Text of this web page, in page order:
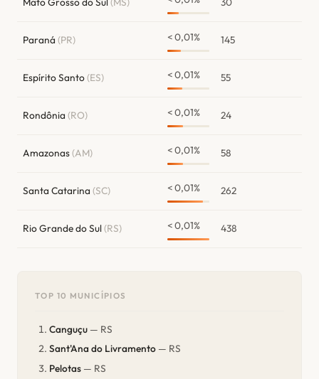
Paraná (PR) < 0,01% 145
Espírito Santo(ES) < 0,01% 55
Rondônia (RO) < 0,01% 24
Amazonas(AM) < 0,01% 58
Santa Catarina (SC) < 0,01% 262
Rio Grande do Sul(RS) < 0,01% 438
TOP 10 MUNICÍPIOS
Canguçu — RS
Sant'Ana do Livramento — RS
Pelotas — RS